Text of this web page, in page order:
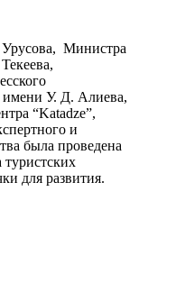
Министра
имени У. Д. Алиева,
“Katadze”,
и
была проведена
туристских
для развития.